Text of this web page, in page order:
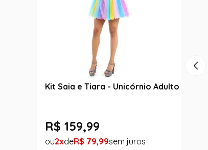
Kit Saia e Tiara - Unicórnio Adulto
R$ 159,99
2 R$ 79,99